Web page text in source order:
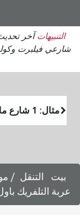
التنبيهات آخر
شارعي فيلبرت
بيت التنقل
عربة التلفريك